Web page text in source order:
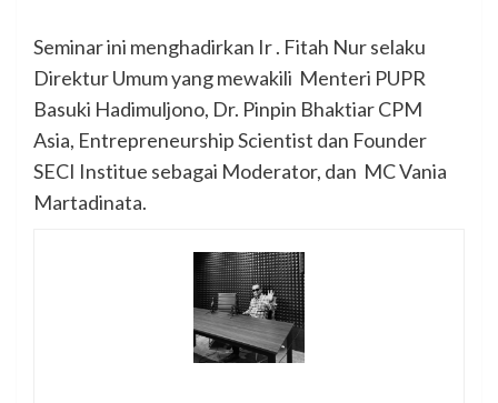
Seminar ini menghadirkan Ir . Fitah Nur selaku
Direktur Umum yang mewakili Menteri PUPR
Basuki Hadimuljono, Dr. Pinpin Bhaktiar CPM
Asia, Entrepreneurship Scientist dan Founder
SECI Institue sebagai Moderator, dan MC Vania
Martadinata.